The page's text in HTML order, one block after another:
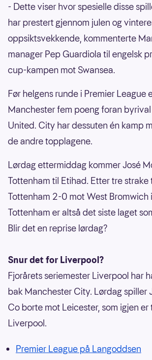
- Dette viser hvor spesielle disse
har prestert gjennom julen og
oppsiktsvekkende, kommenterte
manager Pep Guardiola til engelsk
cup-kampen mot Swansea.
Før helgens runde i Premier League
Manchester fem poeng foran
United. City har dessuten én kamp
de andre topplagene.
Lørdag ettermiddag kommer José
Tottenham til Etihad. Etter tre
Tottenham 2-0 mot West Bromwich
Tottenham er altså det siste laget
Blir det en reprise lørdag?
Snur det for Liverpool?
Fjorårets seriemester Liverpool har
bak Manchester City. Lørdag spiller
Co borte mot Leicester, som igjen
Liverpool.
Premier League på Langoddsen